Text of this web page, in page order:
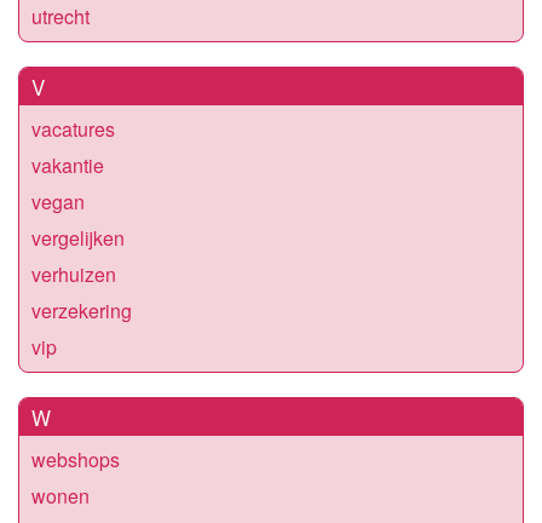
utrecht
V
vacatures
vakantie
vegan
vergelijken
verhuizen
verzekering
vip
W
webshops
wonen